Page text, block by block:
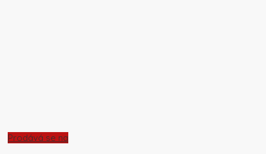
Prodává se na